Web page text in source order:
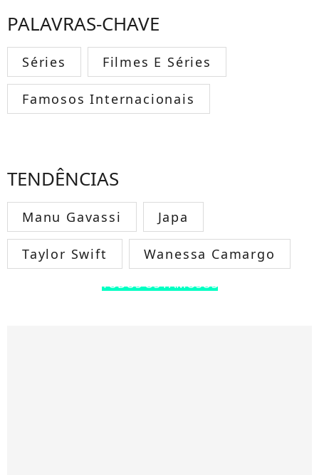
PALAVRAS-CHAVE
Séries Filmes E Séries
Famosos Internacionais
TENDÊNCIAS
Manu Gavassi Japa
Taylor Swift Wanessa Camargo
TODOS OS FAMOSOS